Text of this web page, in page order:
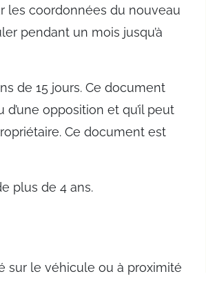
les coordonnées du nouveau
pendant un mois jusqu’à
de 15 jours. Ce document
opposition et qu’il peut
Ce document est
plus de 4 ans.
sur le véhicule ou à proximité